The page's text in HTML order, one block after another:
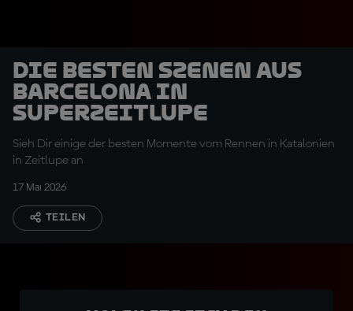
Die besten Szenen aus
Barcelona in
Superzeitlupe
Sieh Dir einige der besten Momente vom Rennen in Katalonien
in Zeitlupe an
17 Mai 2026
TEILEN